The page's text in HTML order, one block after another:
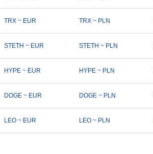
TRX ~ EUR TRX ~ PLN
STETH ~ EUR STETH ~ PLN
HYPE ~ EUR HYPE ~ PLN
DOGE ~ EUR DOGE ~ PLN
LEO ~ EUR LEO ~ PLN